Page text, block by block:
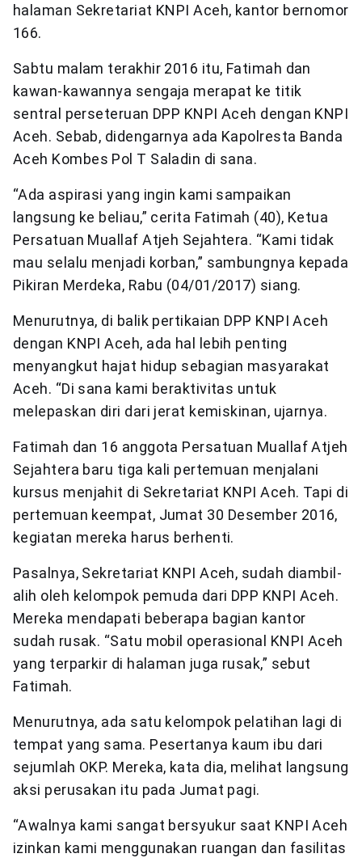
halaman Sekretariat KNPI Aceh, kantor bernomor
166.
Sabtu malam terakhir 2016 itu, Fatimah dan
kawan-kawannya sengaja merapat ke titik
sentral perseteruan DPP KNPI Aceh dengan KNPI
Aceh. Sebab, didengarnya ada Kapolresta Banda
Aceh Kombes Pol T Saladin di sana.
“Ada aspirasi yang ingin kami sampaikan
langsung ke beliau,” cerita Fatimah (40), Ketua
Persatuan Muallaf Atjeh Sejahtera. “Kami tidak
mau selalu menjadi korban,” sambungnya kepada
Pikiran Merdeka, Rabu (04/01/2017) siang.
Menurutnya, di balik pertikaian DPP KNPI Aceh
dengan KNPI Aceh, ada hal lebih penting
menyangkut hajat hidup sebagian masyarakat
Aceh. “Di sana kami beraktivitas untuk
melepaskan diri dari jerat kemiskinan, ujarnya.
Fatimah dan 16 anggota Persatuan Muallaf Atjeh
Sejahtera baru tiga kali pertemuan menjalani
kursus menjahit di Sekretariat KNPI Aceh. Tapi di
pertemuan keempat, Jumat 30 Desember 2016,
kegiatan mereka harus berhenti.
Pasalnya, Sekretariat KNPI Aceh, sudah diambil-
alih oleh kelompok pemuda dari DPP KNPI Aceh.
Mereka mendapati beberapa bagian kantor
sudah rusak. “Satu mobil operasional KNPI Aceh
yang terparkir di halaman juga rusak,” sebut
Fatimah.
Menurutnya, ada satu kelompok pelatihan lagi di
tempat yang sama. Pesertanya kaum ibu dari
sejumlah OKP. Mereka, kata dia, melihat langsung
aksi perusakan itu pada Jumat pagi.
“Awalnya kami sangat bersyukur saat KNPI Aceh
izinkan kami menggunakan ruangan dan fasilitas